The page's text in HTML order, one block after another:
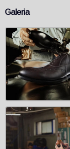
Galeria